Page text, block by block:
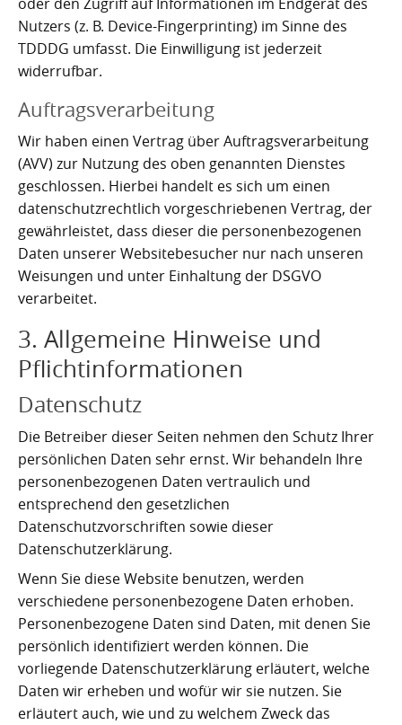
Nutzers (z. B. Device-Fingerprinting) im Sinne des
TDDDG umfasst. Die Einwilligung ist jederzeit
widerrufbar.
Auftragsverarbeitung
Wir haben einen Vertrag über Auftragsverarbeitung
(AVV) zur Nutzung des oben genannten Dienstes
geschlossen. Hierbei handelt es sich um einen
datenschutzrechtlich vorgeschriebenen Vertrag, der
gewährleistet, dass dieser die personenbezogenen
Daten unserer Websitebesucher nur nach unseren
Weisungen und unter Einhaltung der DSGVO
verarbeitet.
3. Allgemeine Hinweise und
Pflicht­informationen
Datenschutz
Die Betreiber dieser Seiten nehmen den Schutz Ihrer
persönlichen Daten sehr ernst. Wir behandeln Ihre
personenbezogenen Daten vertraulich und
entsprechend den gesetzlichen
Datenschutzvorschriften sowie dieser
Datenschutzerklärung.
Wenn Sie diese Website benutzen, werden
verschiedene personenbezogene Daten erhoben.
Personenbezogene Daten sind Daten, mit denen Sie
persönlich identifiziert werden können. Die
vorliegende Datenschutzerklärung erläutert, welche
Daten wir erheben und wofür wir sie nutzen. Sie
erläutert auch, wie und zu welchem Zweck das